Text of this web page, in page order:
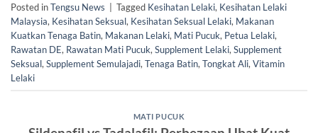
Posted inTengsu News Tagged Kesihatan Lelaki, Kesihatan Lelaki
Malaysia, Kesihatan Seksual, Kesihatan Seksual Lelaki, Makanan
Kuatkan Tenaga Batin, Makanan Lelaki, Mati Pucuk, Petua Lelaki,
Rawatan DE, Rawatan Mati Pucuk, Supplement Lelaki, Supplement
Seksual, Supplement Semulajadi, Tenaga Batin, Tongkat Ali, Vitamin
Lelaki
MATI PUCUK